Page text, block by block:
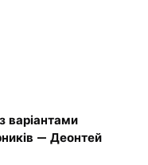
варіантами
— Деонтей